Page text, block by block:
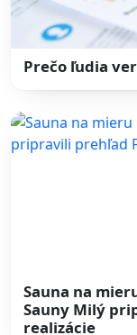
Prečo ľudia
Sauna na
Sauny Milý
realizácie